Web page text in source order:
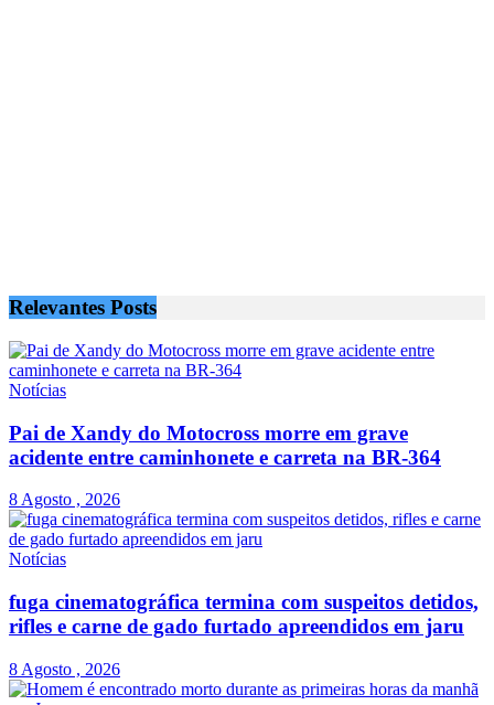
Relevantes Posts
Notícias
Pai de Xandy do Motocross morre em grave
acidente entre caminhonete e carreta na BR-364
8 Agosto , 2026
Notícias
fuga cinematográfica termina com suspeitos detidos,
rifles e carne de gado furtado apreendidos em jaru
8 Agosto , 2026